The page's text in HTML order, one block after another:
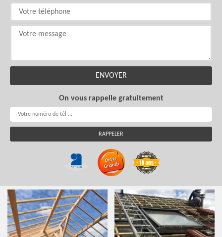
On vous rappelle gratuitement